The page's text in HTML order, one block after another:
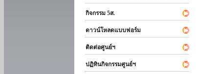
กิจกรรม 5ส.
ดาวน์โหลดแบบฟอร์ม
ติดต่อศูนย์ฯ
ปฏิทินกิจกรรมศูนย์ฯ